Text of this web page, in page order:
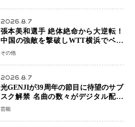
2026.8.7
張本美和選手 絶体絶命から大逆転！
中国の強敵を撃破しWTT横浜でベス
ト8進出
その他
2026.8.7
光GENJIが39周年の節目に待望のサブ
スク解禁 名曲の数々がデジタル配信
へ 40周年へ向け1年間で全作品を順次
芸能